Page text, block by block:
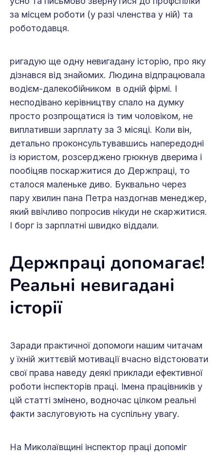
за місцем роботи (у разі членства у ній) та
роботодавця.
ригадую ще одну невигадану історію, про яку
дізнався від знайомих. Людина відпрацювала
водієм-далекобійником в одній фірмі. І
несподівано керівництву спало на думку
просто розпрощатися із тим чоловіком, не
виплативши зарплату за 3 місяці. Коли він,
детально проконсультувавшись напередодні
із юристом, розсерджено грюкнув дверима і
пообіцяв поскаржитися до Держпраці, то
сталося маленьке диво. Буквально через
пару хвилин пана Петра наздогнав менеджер,
який ввічливо попросив нікуди не скаржитися.
І борг із зарплатні швидко віддали.
Держпраці допомагає!
Реальні невигадані
історії
Заради практичної допомоги нашим читачам
у їхній життєвій мотивації вчасно відстоювати
свої права наведу деякі приклади ефективної
роботи інспекторів праці. Імена працівників у
цій статті змінено, водночас цілком реальні
факти заслуговують на суспільну увагу.
На Миколаївщині інспектор праці допоміг